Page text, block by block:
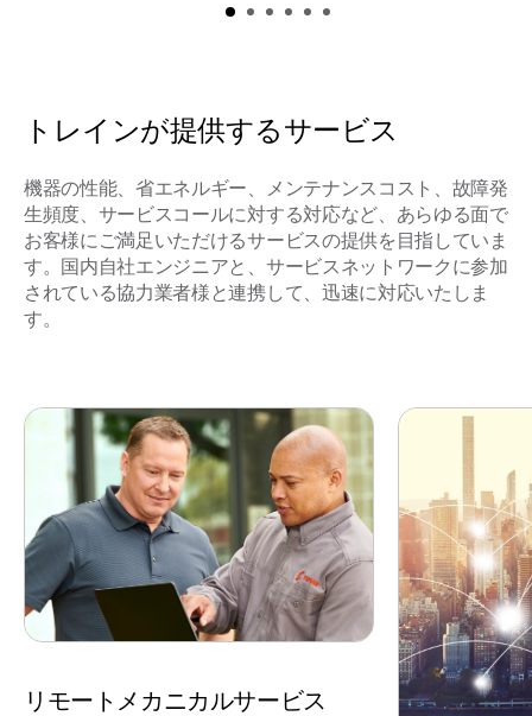
トレインが提供するサービス
機器の性能、省エネルギー、メンテナンスコスト、故障発
⽣頻度、サービスコールに対する対応など、あらゆる⾯で
お客様にご満⾜いただけるサービスの提供を⽬指していま
す。国内自社エンジニアと、サービスネットワークに参加
されている協力業者様と連携して、迅速に対応いたしま
す。
リモートメカニカルサービス